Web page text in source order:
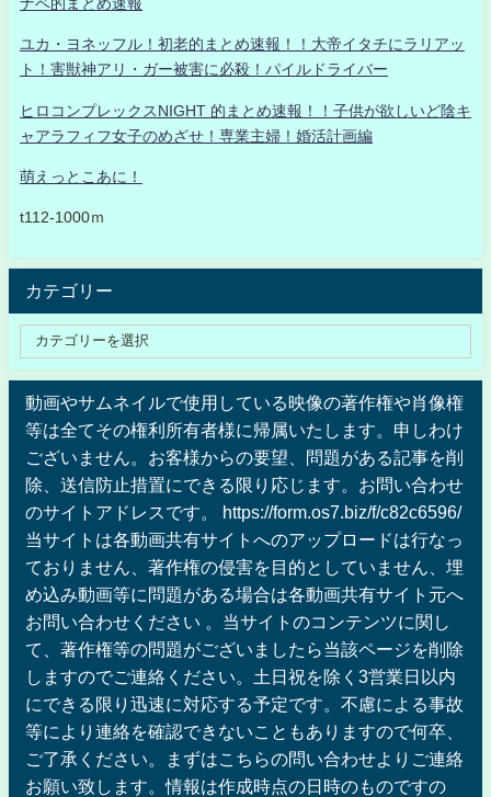
ユカ・ヨネッフル！初老的まとめ速報！！大帝イタチにラリアッ
ト！害獣神アリ・ガー被害に必殺！パイルドライバー
ヒロコンプレックスNIGHT 的まとめ速報！！子供が欲しいど陰キ
ャアラフィフ女子のめざせ！専業主婦！婚活計画編
萌えっとこあに！
t112-1000ｍ
カテゴリー
動画やサムネイルで使用している映像の著作権や肖像権
等は全てその権利所有者様に帰属いたします。申しわけ
ございません。お客様からの要望、問題がある記事を削
除、送信防止措置にできる限り応じます。お問い合わせ
のサイトアドレスです。 https://form.os7.biz/f/c82c6596/
当サイトは各動画共有サイトへのアップロードは行なっ
ておりません、著作権の侵害を目的としていません、埋
め込み動画等に問題がある場合は各動画共有サイト元へ
お問い合わせください 。当サイトのコンテンツに関し
て、著作権等の問題がございましたら当該ページを削除
しますのでご連絡ください。土日祝を除く3営業日以内
にできる限り迅速に対応する予定です。不慮による事故
等により連絡を確認できないこともありますので何卒、
ご了承ください。まずはこちらの問い合わせよりご連絡
お願い致します。情報は作成時点の日時のものですの